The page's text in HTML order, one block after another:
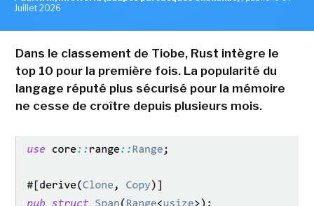
Juillet 2026
Dans le classement de Tiobe, Rust intègre le
top 10 pour la première fois. La popularité du
langage réputé plus sécurisé pour la mémoire
ne cesse de croître depuis plusieurs mois.